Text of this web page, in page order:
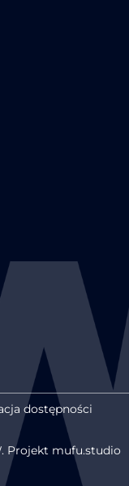
dostępności
Projekt mufu.studio